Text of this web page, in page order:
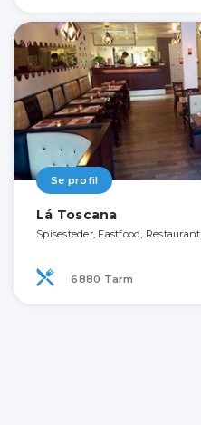
Se profil
Lá Toscana
Spisesteder, Fastfood, Restaurant
6880 Tarm